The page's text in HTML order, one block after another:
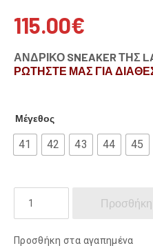
115.00€
ΑΝΔΡΙΚΟ SNEAKER ΤΗΣ
ΡΩΤΗΣΤΕ ΜΑΣ ΓΙΑ
Μέγεθος
41 42 43 44 45
ποσότητα
Προσθήκη
Προσθήκη στα αγαπημένα